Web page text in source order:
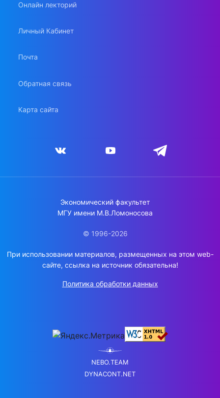
Онлайн лекторий
Личный Кабинет
Почта
Обратная связь
Карта сайта
Экономический факультет
МГУ имени М.В.Ломоносова
© 1996-2026
При использовании материалов, размещенных на этом web-
сайте, ссылка на источник обязательна!
Политика обработки данных
NEBO.TEAM
DYNACONT.NET